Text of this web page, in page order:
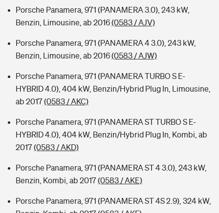
Porsche Panamera, 971 (PANAMERA 3.0), 243 kW,
Benzin, Limousine, ab 2016(0583 / AJV)
Porsche Panamera, 971 (PANAMERA 4 3.0), 243 kW,
Benzin, Limousine, ab 2016(0583 / AJW)
Porsche Panamera, 971 (PANAMERA TURBO S E-
HYBRID 4.0), 404 kW, Benzin/Hybrid Plug In, Limousine,
ab 2017(0583 / AKC)
Porsche Panamera, 971 (PANAMERA ST TURBO S E-
HYBRID 4.0), 404 kW, Benzin/Hybrid Plug In, Kombi, ab
2017(0583 / AKD)
Porsche Panamera, 971 (PANAMERA ST 4 3.0), 243 kW,
Benzin, Kombi, ab 2017(0583 / AKE)
Porsche Panamera, 971 (PANAMERA ST 4S 2.9), 324 kW,